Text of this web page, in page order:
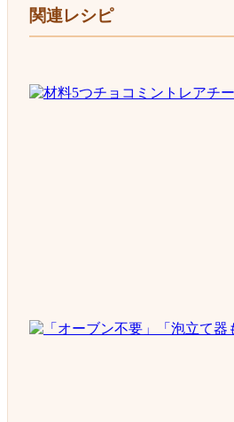
関連レシピ